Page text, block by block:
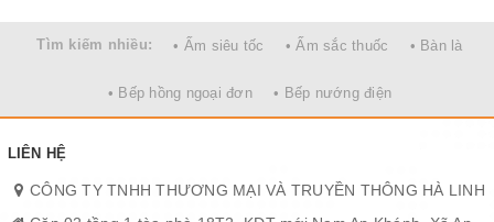
Tìm kiếm nhiều: • Ấm siêu tốc • Ấm sắc thuốc • Bàn là
• Bếp hồng ngoại đơn • Bếp nướng điện
LIÊN HỆ
CÔNG TY TNHH THƯƠNG MẠI VÀ TRUYỀN THÔNG HÀ LINH